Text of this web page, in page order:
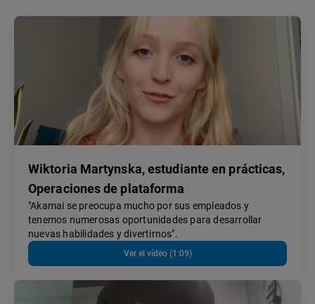
Wiktoria Martynska, estudiante en prácticas,
Operaciones de plataforma
"Akamai se preocupa mucho por sus empleados y
tenemos numerosas oportunidades para desarrollar
nuevas habilidades y divertirnos".
Ver el vídeo (1:09)